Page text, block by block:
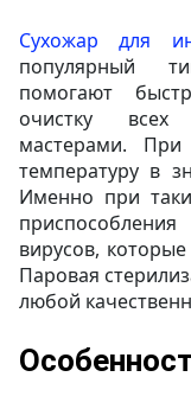
Сухожар для
популярный
помогают
очистку всех
мастерами. При
температуру в
Именно при
вирусов,
Паровая
любой